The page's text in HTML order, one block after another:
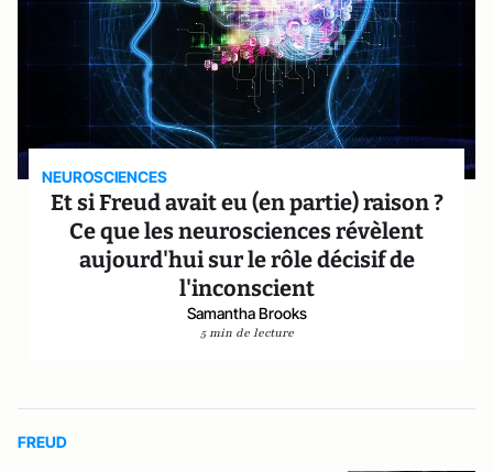
NEUROSCIENCES
Et si Freud avait eu (en partie) raison ?
Ce que les neurosciences révèlent
aujourd'hui sur le rôle décisif de
l'inconscient
Samantha Brooks
5 min de lecture
FREUD